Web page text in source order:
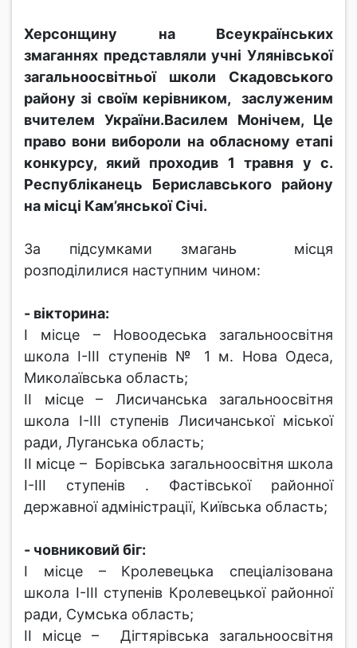
Херсонщину на Всеукраїнських
змаганнях представляли учні Улянівської
загальноосвітньої школи Скадовського
району зі своїм керівником, заслуженим
вчителем України.Василем Монічем, Це
право вони вибороли на обласному етапі
конкурсу, який проходив 1 травня у с.
Республіканець Бериславського району
на місці Кам’янської Січі.
За підсумками змагань місця
розподілилися наступним чином:
- вікторина:
І місце – Новоодеська загальноосвітня
школа І-ІІІ ступенів № 1 м. Нова Одеса,
Миколаївська область;
ІІ місце – Лисичанська загальноосвітня
школа І-ІІІ ступенів Лисичанської міської
ради, Луганська область;
ІІ місце – Борівська загальноосвітня школа
І-ІІІ ступенів . Фастівської районної
державної адміністрації, Київська область;
- човниковий біг:
І місце – Кролевецька спеціалізована
школа І-ІІІ ступенів Кролевецької районної
ради, Сумська область;
ІІ місце – Дігтярівська загальноосвітня